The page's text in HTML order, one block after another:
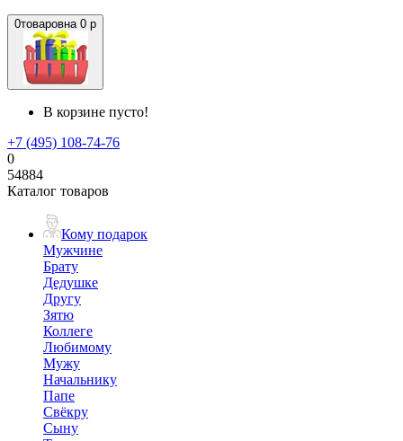
0товаровна 0 р
В корзине пусто!
+7 (495) 108-74-76
0
54884
Каталог товаров
Кому подарок
Мужчине
Брату
Дедушке
Другу
Зятю
Коллеге
Любимому
Мужу
Начальнику
Папе
Свёкру
Сыну